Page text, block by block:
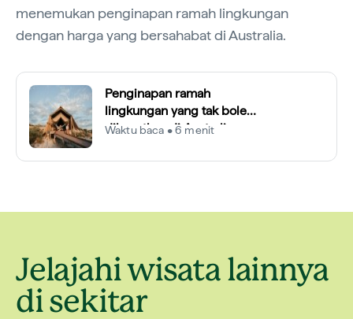
menemukan penginapan ramah lingkungan
dengan harga yang bersahabat di Australia.
Penginapan ramah
lingkungan yang tak boleh
dilewatkan di Australia
Waktu baca • 6 menit
Jelajahi wisata lainnya
di sekitar